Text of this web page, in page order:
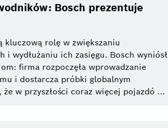
Bosch prezentuje
kluczową rolę w zwiększaniu
wydłużaniu ich zasięgu. Bosch wyniósł
firma rozpoczęła wprowadzanie
i dostarcza próbki globalnym
w przyszłości coraz więcej pojazdó ...